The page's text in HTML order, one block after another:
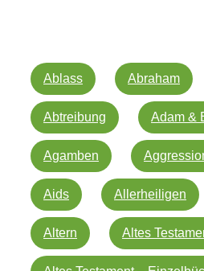
Ablass Abraham
Abtreibung Adam &
Agamben
Aids Allerheiligen
Altern Altes